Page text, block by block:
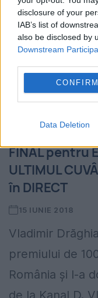
disclosure of your
IAB’s list of
also be disclosed by
Downstream
CONFIRM
Data Deletion
ACTUALITATE
FINAL pentru
ULTIMUL
în DIRECT
15 IUNIE 2018
Vladimir
premiului de
România și l-a